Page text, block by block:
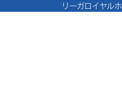
リーガロイヤル